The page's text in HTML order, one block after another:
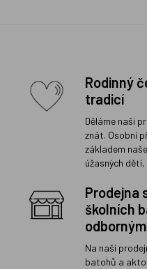
Rodinný
tradicí
Děláme naši
znát. Osobní
základem
úžasných
Prodejna
školních
Na naší
batohů a